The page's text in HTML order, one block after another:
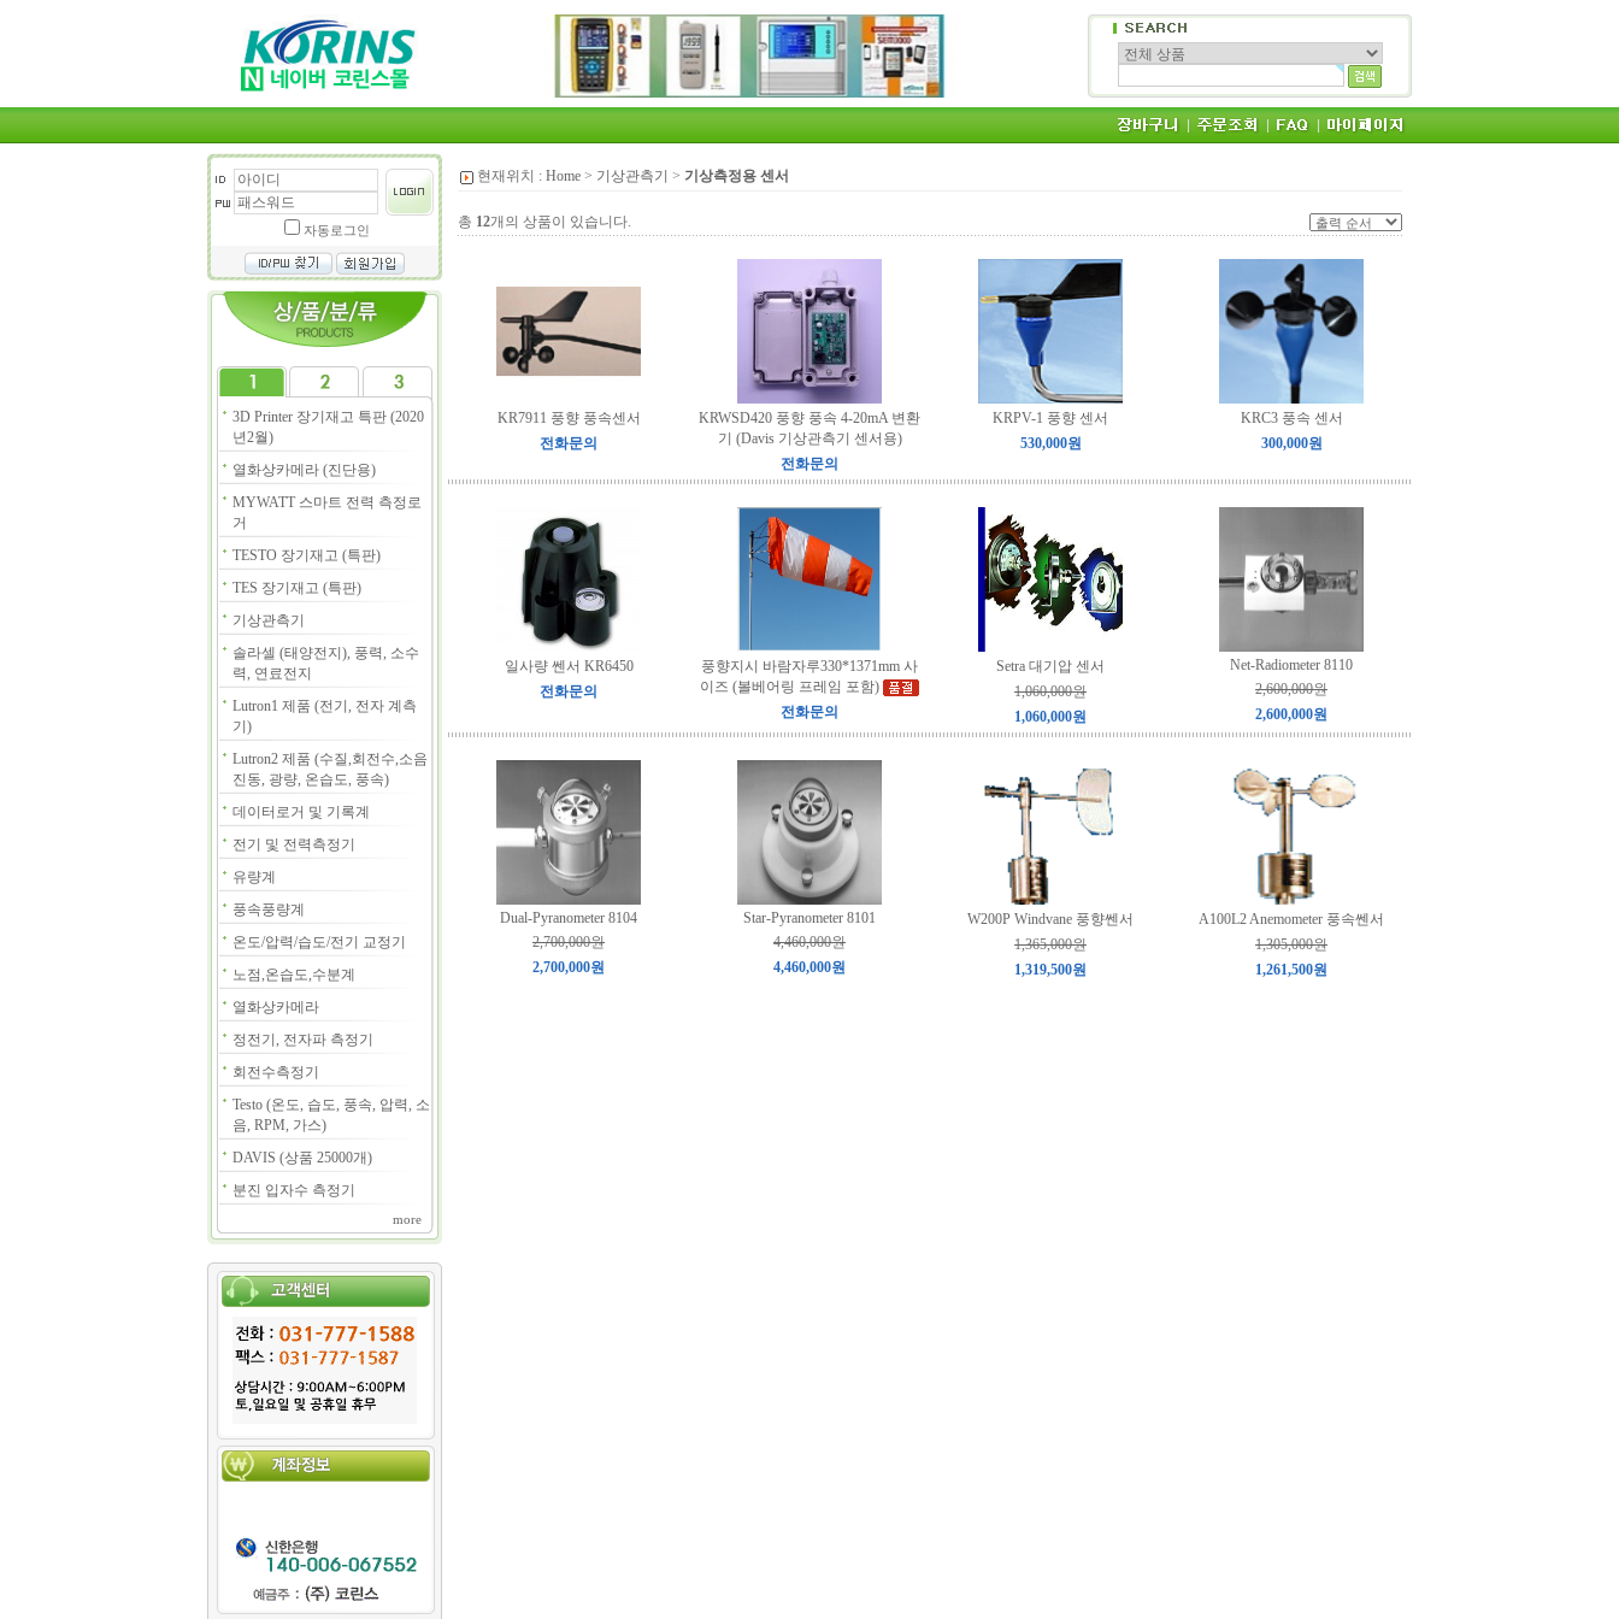
자동로그인
3D Printer 장기재고 특판 (2020
년2월)
열화상카메라 (진단용)
MYWATT 스마트 전력 측정로
거
TESTO 장기재고 (특판)
TES 장기재고 (특판)
기상관측기
솔라셀 (태양전지), 풍력, 소수
력, 연료전지
Lutron1 제품 (전기, 전자 계측
기)
Lutron2 제품 (수질,회전수,소음
진동, 광량, 온습도, 풍속)
데이터로거 및 기록계
전기 및 전력측정기
유량계
풍속풍량계
온도/압력/습도/전기 교정기
노점,온습도,수분계
열화상카메라
정전기, 전자파 측정기
회전수측정기
Testo (온도, 습도, 풍속, 압력, 소
음, RPM, 가스)
DAVIS (상품 25000개)
분진 입자수 측정기
more
현재위치 : Home > 기상관측기 > 기상측정용 센서
총 12개의 상품이 있습니다.
KR7911 풍향 풍속센서
전화문의
KRWSD420 풍향 풍속 4-20mA 변환
기 (Davis 기상관측기 센서용)
전화문의
KRPV-1 풍향 센서
530,000원
KRC3 풍속 센서
300,000원
일사량 쎈서 KR6450
전화문의
풍향지시 바람자루330*1371mm 사
이즈 (볼베어링 프레임 포함)
전화문의
Setra 대기압 센서
1,060,000원
1,060,000원
Net-Radiometer 8110
2,600,000원
2,600,000원
Dual-Pyranometer 8104
2,700,000원
2,700,000원
Star-Pyranometer 8101
4,460,000원
4,460,000원
W200P Windvane 풍향쎈서
1,365,000원
1,319,500원
A100L2 Anemometer 풍속쎈서
1,305,000원
1,261,500원